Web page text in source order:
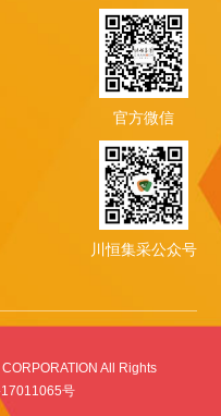
官方微信
川恒集采公众号
All Rights
号